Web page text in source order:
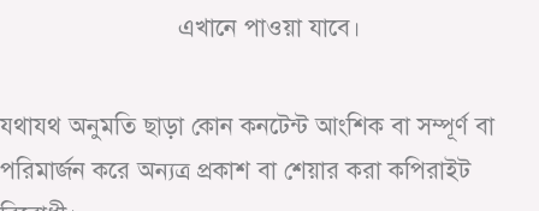
এখানে পাওয়া যাবে।
যথাযথ অনুমতি ছাড়া কোন কনটেন্ট আংশিক বা সম্পূর্ণ বা
পরিমার্জন করে অন্যত্র প্রকাশ বা শেয়ার করা কপিরাইট